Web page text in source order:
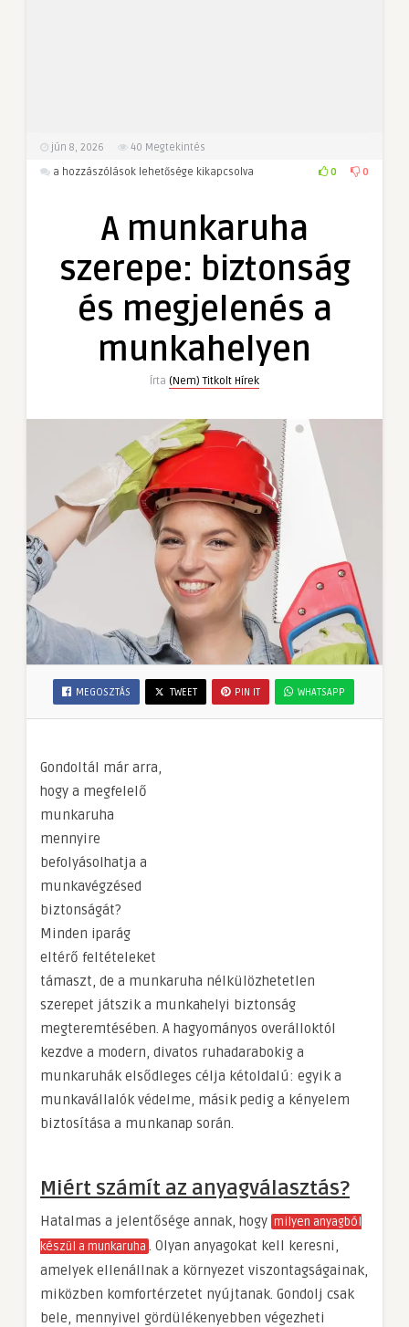
jún 8, 2026 40 Megtekintés
A
megjelenés
munkahelyen
a hozzászólások lehetősége kikapcsolva 0 0
A munkaruha
szerepe: biztonság
és megjelenés a
munkahelyen
Írta (Nem) Titkolt Hírek
MEGOSZTÁS TWEET PIN IT WHATSAPP
Gondoltál már arra,
hogy a megfelelő
munkaruha
mennyire
befolyásolhatja a
munkavégzésed
biztonságát?
Minden iparág
eltérő feltételeket
támaszt, de a munkaruha nélkülözhetetlen
szerepet játszik a munkahelyi biztonság
megteremtésében. A hagyományos overálloktól
kezdve a modern, divatos ruhadarabokig a
munkaruhák elsődleges célja kétoldalú: egyik a
munkavállalók védelme, másik pedig a kényelem
biztosítása a munkanap során.
Miért számít az anyagválasztás?
Hatalmas a jelentősége annak, hogy milyen anyagból
készül a munkaruha . Olyan anyagokat kell keresni,
amelyek ellenállnak a környezet viszontagságainak,
miközben komfortérzetet nyújtanak. Gondolj csak
bele, mennyivel gördülékenyebben végezheti